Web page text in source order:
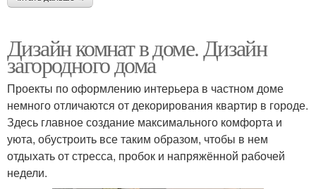
Дизайн комнат в доме. Дизайн
загородного дома
Проекты по оформлению интерьера в частном доме
немного отличаются от декорирования квартир в городе.
Здесь главное создание максимального комфорта и
уюта, обустроить все таким образом, чтобы в нем
отдыхать от стресса, пробок и напряжённой рабочей
недели.